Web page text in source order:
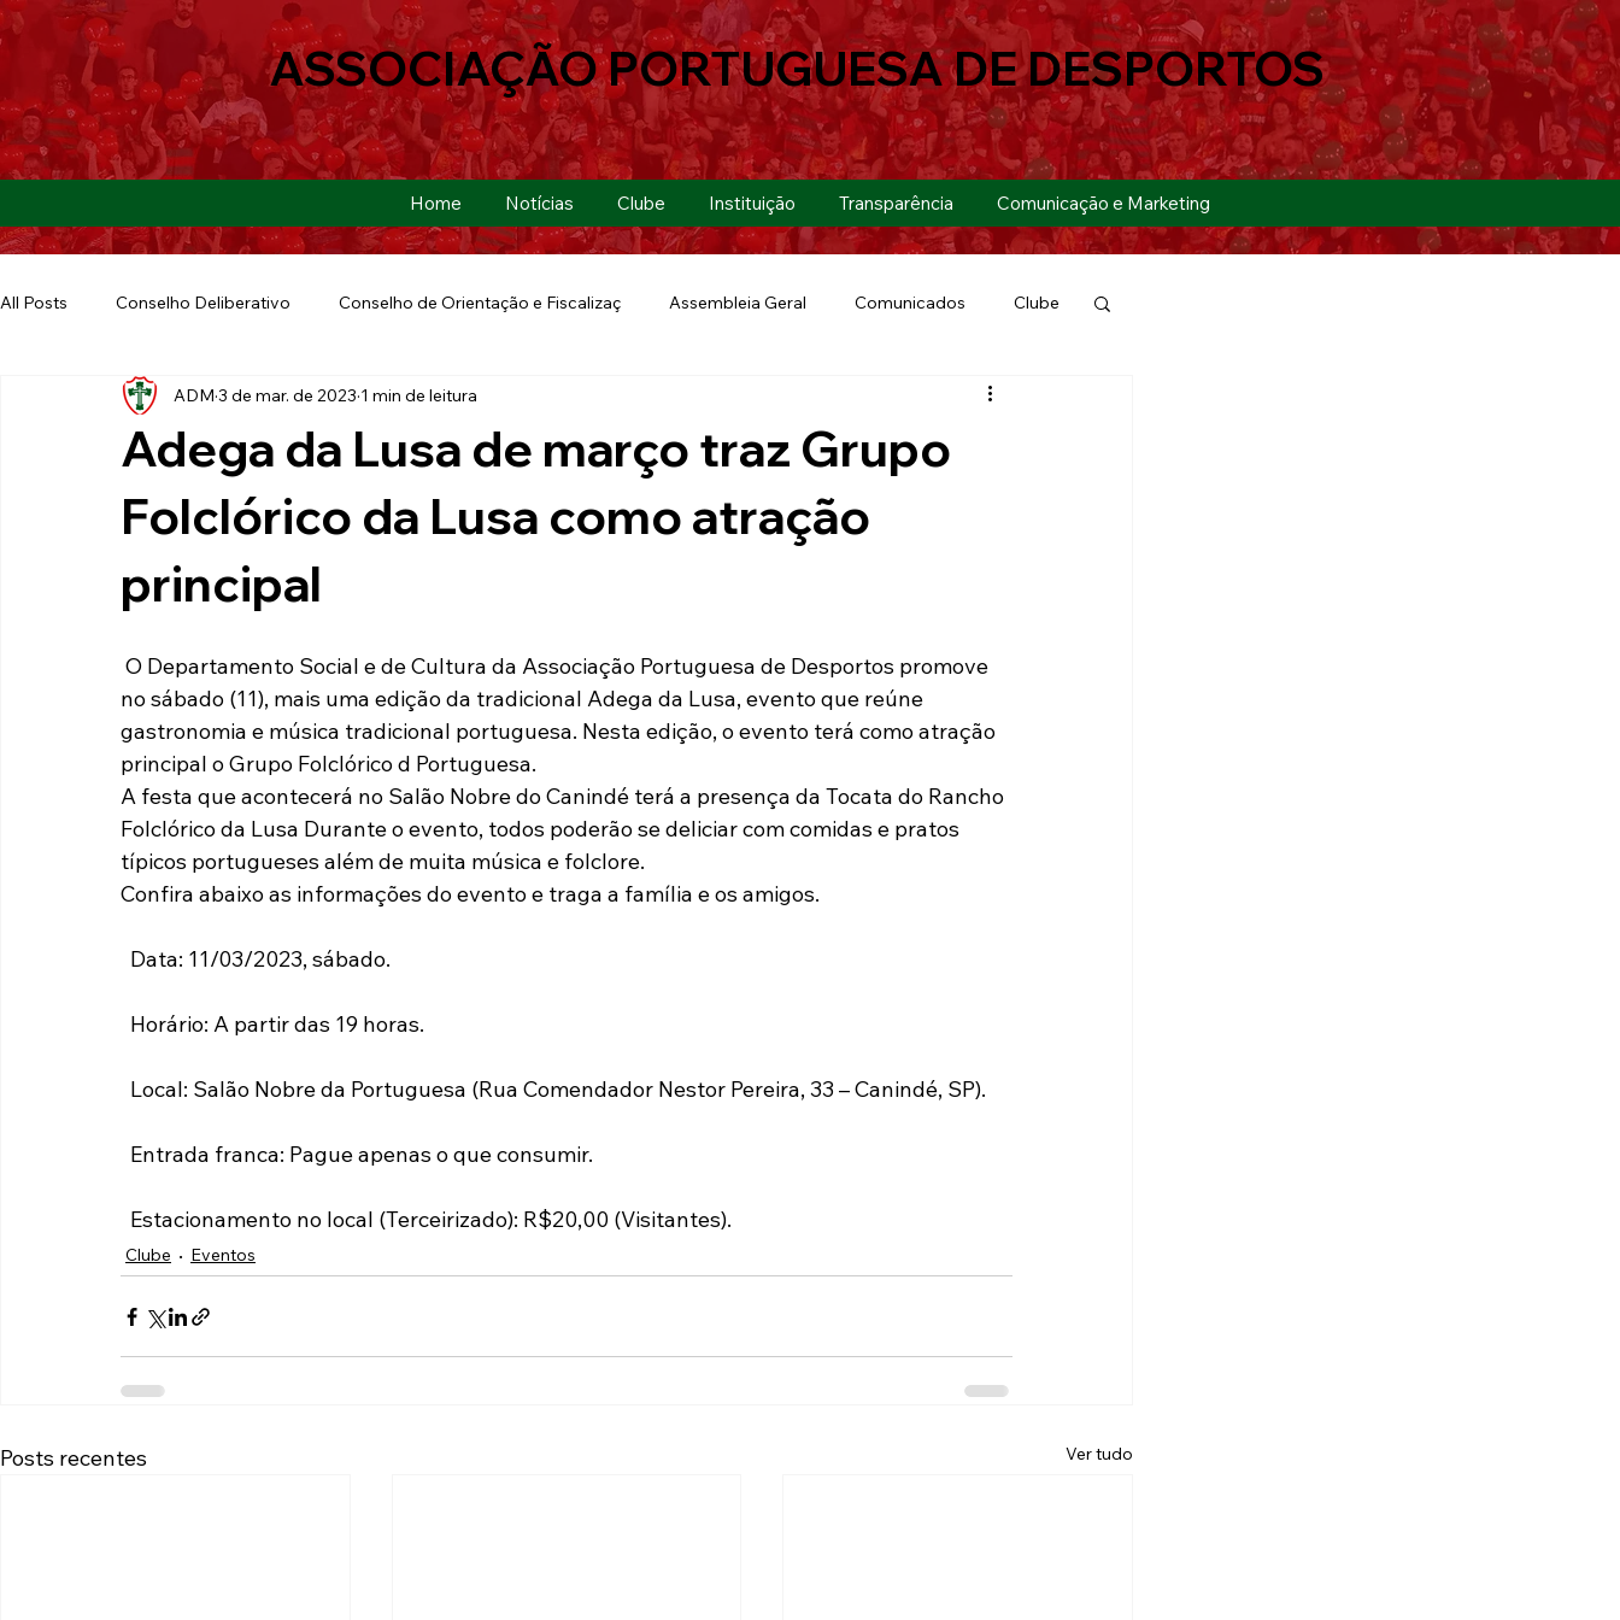
Home Notícias Clube Instituição Transparência Comunicação e Marketing
ASSOCIAÇÃO PORTUGUESA DE DESPORTOS
All Posts Conselho Deliberativo Conselho de Orientação e Fiscalizaç Assembleia Geral Comunicados Clube
Ação Social Futebol Americano Copa São Paulo
Futebol de Base Futebol de Quintal Futebol Feminino
Paulista A2 2019 Portuguesas pelo Brasil
Tabelas Recuperação Judicial
Adega da Lusa de março traz Grupo
Folclórico da Lusa como atração
principal
ADM 3 de mar. de 2023 1 min de leitura
no sábado (11), mais uma edição da tradicional Adega da Lusa, evento que reúne
gastronomia e música tradicional portuguesa. Nesta edição, o evento terá como atração
principal o Grupo Folclórico d Portuguesa.
A festa que acontecerá no Salão Nobre do Canindé terá a presença da Tocata do Rancho
Folclórico da Lusa Durante o evento, todos poderão se deliciar com comidas e pratos
típicos portugueses além de muita música e folclore.
Confira abaixo as informações do evento e traga a família e os amigos.
Data: 11/03/2023, sábado.
Horário: A partir das 19 horas.
Local: Salão Nobre da Portuguesa (Rua Comendador Nestor Pereira, 33 – Canindé, SP).
Entrada franca: Pague apenas o que consumir.
Estacionamento no local (Terceirizado): R$20,00 (Visitantes).
Clube Eventos
Posts recentes Ver tudo